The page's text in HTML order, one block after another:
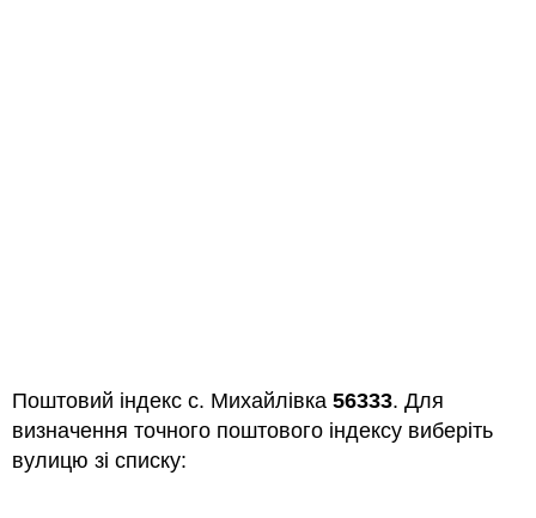
Поштовий індекс с. Михайлівка 56333. Для
визначення точного поштового індексу виберіть
вулицю зі списку: